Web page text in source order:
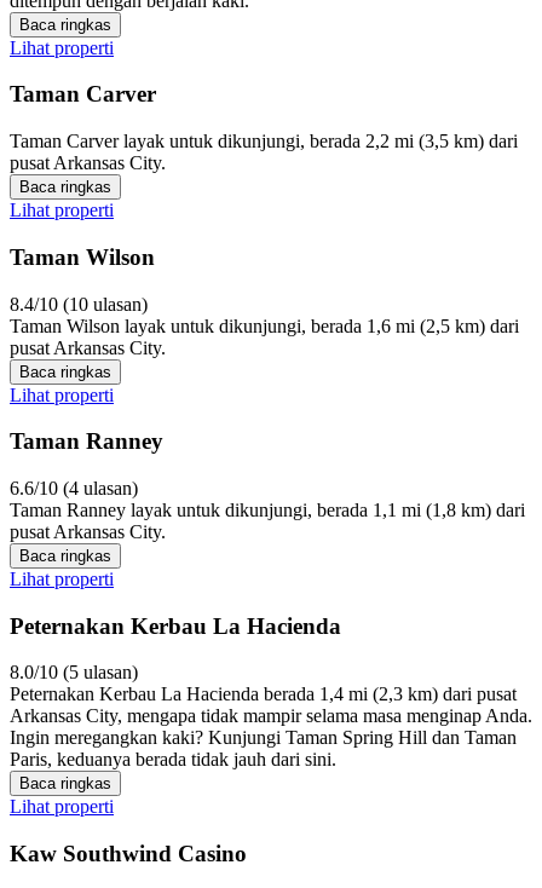
Baca ringkas
Lihat properti
Taman Carver
Taman Carver layak untuk dikunjungi, berada 2,2 mi (3,5 km) dari
pusat Arkansas City.
Baca ringkas
Lihat properti
Taman Wilson
8.4/10 (10 ulasan)
Taman Wilson layak untuk dikunjungi, berada 1,6 mi (2,5 km) dari
pusat Arkansas City.
Baca ringkas
Lihat properti
Taman Ranney
6.6/10 (4 ulasan)
Taman Ranney layak untuk dikunjungi, berada 1,1 mi (1,8 km) dari
pusat Arkansas City.
Baca ringkas
Lihat properti
Peternakan Kerbau La Hacienda
8.0/10 (5 ulasan)
Peternakan Kerbau La Hacienda berada 1,4 mi (2,3 km) dari pusat
Arkansas City, mengapa tidak mampir selama masa menginap Anda.
Ingin meregangkan kaki? Kunjungi Taman Spring Hill dan Taman
Paris, keduanya berada tidak jauh dari sini.
Baca ringkas
Lihat properti
Kaw Southwind Casino